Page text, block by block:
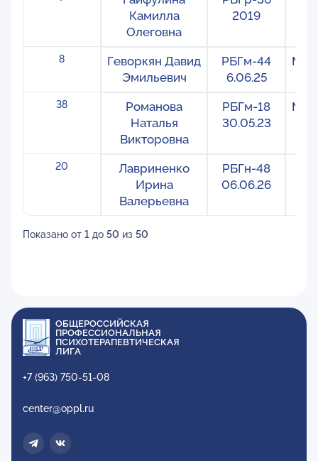
Камилла
Олеговна
2019
8
Геворкян Давид
Эмильевич
РБГм-44
6.06.25
38
Романова
Наталья
Викторовна
РБГм-18
30.05.23
20
Лавриненко
Ирина
Валерьевна
РБГн-48
06.06.26
Показано от 1 до 50 из 50
ОБЩЕРОССИЙСКАЯ
ПРОФЕССИОНАЛЬНАЯ
ПСИХОТЕРАПЕВТИЧЕСКАЯ
ЛИГА
+7 (963) 750-51-08
center@oppl.ru